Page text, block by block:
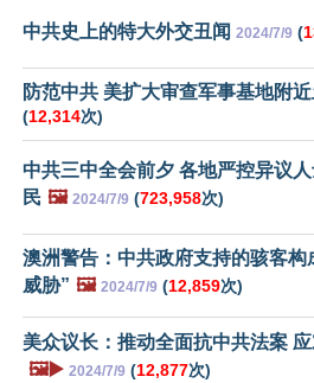
中共史上的特大外交丑闻 2024/7/9 (
防范中共 美扩大审查军事基地附
(12,314次)
中共三中全会前夕 各地严控异议
民 🖼️ 2024/7/9 (723,958次)
澳洲警告：中共政府支持的骇客构
威胁” 🖼️ 2024/7/9 (12,859次)
美众议长：推动全面抗中共法案
🖼️▶️ 2024/7/9 (12,877次)